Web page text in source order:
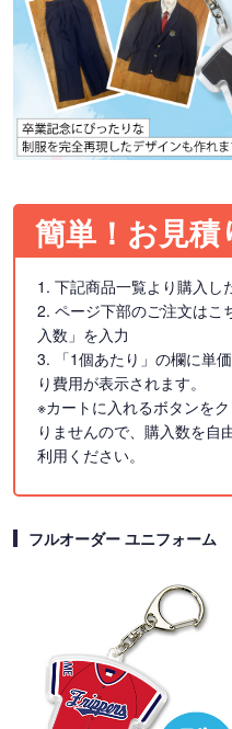
簡単！お見積
1. 下記商品一覧より購入し
2. ページ下部のご注文はこ
入数」を入力
3. 「1個あたり」の欄に単
り費用が表示されます。
※カートに入れるボタンを
りませんので、購入数を自
利用ください。
フルオーダー ユニフォーム